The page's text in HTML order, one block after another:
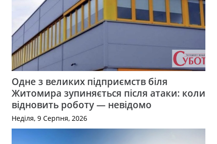
Одне з великих підприємств біля
Житомира зупиняється після атаки: коли
відновить роботу — невідомо
Неділя, 9 Серпня, 2026